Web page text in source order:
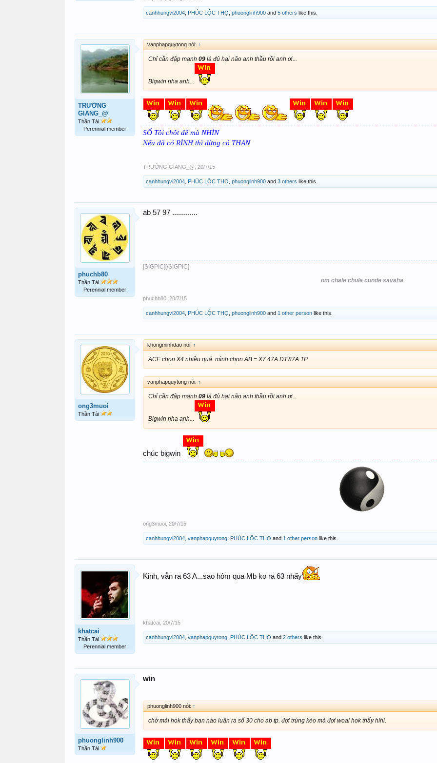
canhhungvi2004 PHÚC LỘC THỌ phuonglinh900 and 5 others like this.
TRƯỜNG
GIANG_@
Thần Tài
Perennial member
vanphapquytong nói: ↑
Chỉ cần đập mạnh 09 là đủ hại não anh thầu rồi anh ơi...
Bigwin nha anh...
SỐ Tôi chốt để mà NHÌN
Nếu đã có RÌNH thì đừng có THAN
TRƯỜNG GIANG_@ 20/7/15
canhhungvi2004 PHÚC LỘC THỌ phuonglinh900 and 3 others like this.
phuchb80
Thần Tài
Perennial member
ab 57 97 .............
[SIGPIC][/SIGPIC]
om chale chule cunde savaha
phuchb80 20/7/15
canhhungvi2004 PHÚC LỘC THỌ phuonglinh900 and 1 other person like this.
ong3muoi
Thần Tài
khongminhdao nói: ↑
ACE chọn X4 nhiều quá. mình chọn AB = X7.47A DT.87A TP.
vanphapquytong nói: ↑
Chỉ cần đập mạnh 09 là đủ hại não anh thầu rồi anh ơi...
Bigwin nha anh...
chúc bigwin
ong3muoi 20/7/15
canhhungvi2004 vanphapquytong PHÚC LỘC THỌ and 1 other person like this.
khatcai
Thần Tài
Perennial member
Kinh, vẫn ra 63 A...sao hôm qua Mb ko ra 63 nhẩy
khatcai 20/7/15
canhhungvi2004 vanphapquytong PHÚC LỘC THỌ and 2 others like this.
phuonglinh900
Thần Tài
win
phuonglinh900 nói: ↑
chờ mài hok thấy bạn nào luận ra số 30 cho ab tp. đợi trùng kèo mà đợi woai hok thấy hihi.